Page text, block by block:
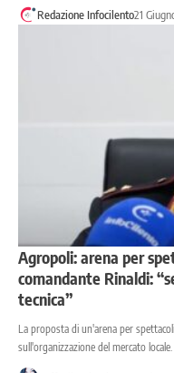
Redazione Infocilento21
Agropoli: arena per
comandante Rinaldi:
tecnica”
La proposta di un'arena per
sull'organizzazione del mercato locale.